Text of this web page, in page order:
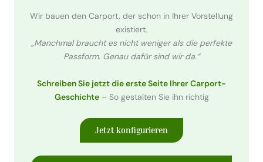
Wir bauen den Carport, der schon in Ihrer Vorstellung
existiert.
„Manchmal braucht es nicht weniger als die perfekte
Passform. Genau dafür sind wir da.“
Schreiben Sie jetzt die erste Seite Ihrer Carport-
Geschichte– So gestalten Sie ihn richtig
Jetzt konfigurieren